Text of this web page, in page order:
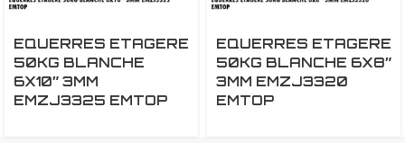
EQUERRES ETAGERE
50KG BLANCHE
6X10″ 3MM
EMZJ3325 EMTOP
EQUERRES ETAGERE
50KG BLANCHE 6X8″
3MM EMZJ3320
EMTOP